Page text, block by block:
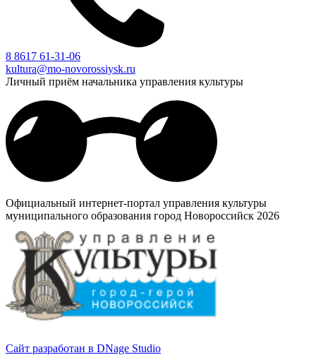
8 8617 61-31-06
kultura@mo-novorossiysk.ru
Личный приём начальника управления культуры
Официальный интернет-портал управления культуры
муниципального образования город Новороссийск 2026
Сайт разработан в DNage Studio